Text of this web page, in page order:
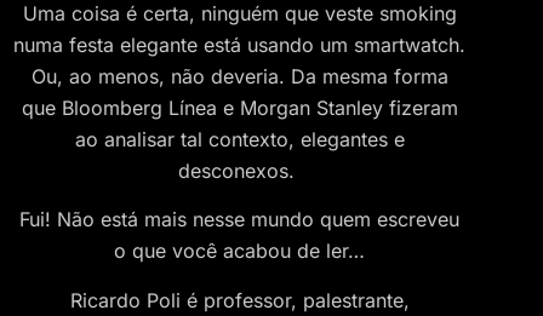
Uma coisa é certa, ninguém que veste smoking
numa festa elegante está usando um smartwatch.
Ou, ao menos, não deveria. Da mesma forma
que Bloomberg Línea e Morgan Stanley fizeram
ao analisar tal contexto, elegantes e
desconexos.
Fui! Não está mais nesse mundo quem escreveu
o que você acabou de ler…
Ricardo Poli é professor, palestrante,